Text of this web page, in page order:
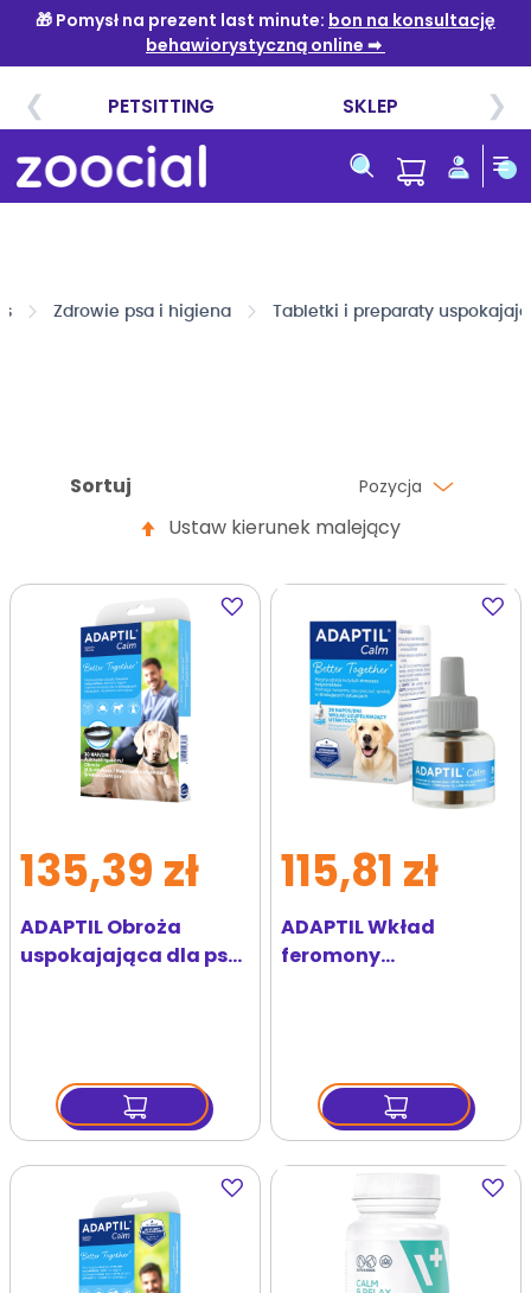
do
treści
Zdrowie psa i higiena Tabletki i preparaty
Sortuj Pozycja
Ustaw kierunek malejący
Dodaj
do
ADAPTIL Obroża
uspokajająca dla psa
135,39 zł
Dodaj
do
ADAPTIL Wkład
feromony
115,81 zł
Dodaj
do
Dodaj
do